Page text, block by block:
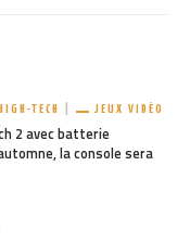
HIGH-TECH JEUX VIDÉO
2 avec batterie
la console sera